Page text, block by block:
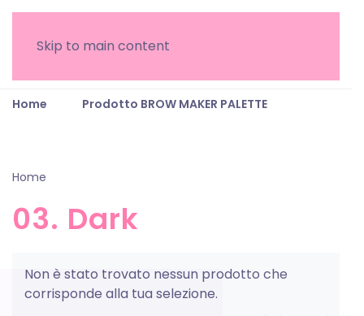
Skip to main content
Home Prodotto BROW MAKER PALETTE
Home
03. Dark
Non è stato trovato nessun prodotto che
corrisponde alla tua selezione.